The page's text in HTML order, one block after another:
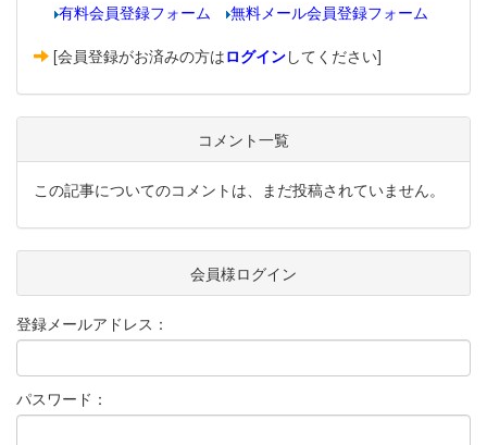
有料会員登録フォーム
無料メール会員登録フォーム
[会員登録がお済みの方はログインしてください]
コメント一覧
この記事についてのコメントは、まだ投稿されていません。
会員様ログイン
登録メールアドレス：
パスワード：